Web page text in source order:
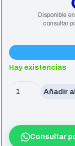
Disponible
consultar
Hay existencias
Mousepad
Mp861
cantidad
Añadir
Consultar